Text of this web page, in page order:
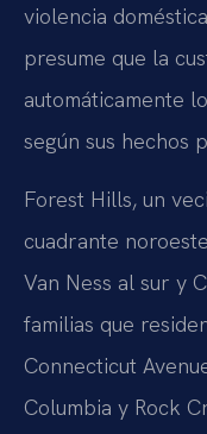
violencia
presume que la
automáticamente
según sus hechos
Forest Hills, un
cuadrante
Van Ness al sur y
familias que
Connecticut
Columbia y Rock